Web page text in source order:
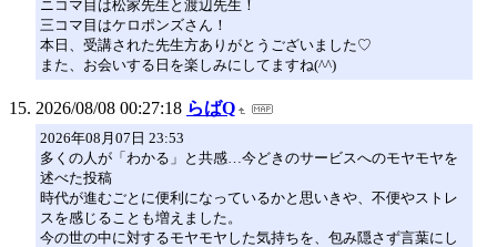
ニコマ目は松家先生と渡辺先生！
三コマ目はケロポンズさん！
本日、受講された先生方ありがとうございました♡
また、お会いする日を楽しみにしてますね(^^)
2026/08/08 00:27:18 らばQ
2026年08月07日 23:53
多くの人が「わかる」と共感…今どきのサービスへのモヤモヤを
述べた投稿
時代が進むごとに便利になっているかと思いきや、不便やストレ
スを感じることも増えました。
今の世の中に対するモヤモヤした気持ちを、包み隠さず言葉にし